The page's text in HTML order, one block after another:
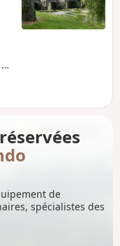
de
spécialistes des